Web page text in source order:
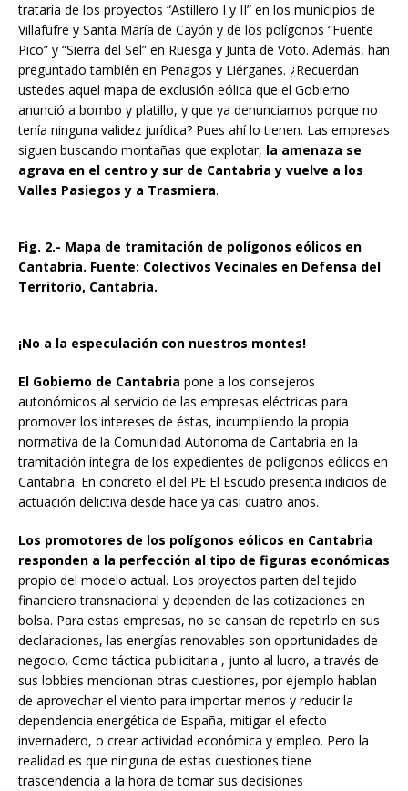
trataría de los proyectos “Astillero I y II” en los municipios de
Villafufre y Santa María de Cayón y de los polígonos “Fuente
Pico” y “Sierra del Sel” en Ruesga y Junta de Voto. Además, han
preguntado también en Penagos y Liérganes. ¿Recuerdan
ustedes aquel mapa de exclusión eólica que el Gobierno
anunció a bombo y platillo, y que ya denunciamos porque no
tenía ninguna validez jurídica? Pues ahí lo tienen. Las empresas
siguen buscando montañas que explotar, la amenaza se
agrava en el centro y sur de Cantabria y vuelve a los
Valles Pasiegos y a Trasmiera.
Fig. 2.- Mapa de tramitación de polígonos eólicos en
Cantabria. Fuente: Colectivos Vecinales en Defensa del
Territorio, Cantabria.
¡No a la especulación con nuestros montes!
El Gobierno de Cantabria pone a los consejeros
autonómicos al servicio de las empresas eléctricas para
promover los intereses de éstas, incumpliendo la propia
normativa de la Comunidad Autónoma de Cantabria en la
tramitación íntegra de los expedientes de polígonos eólicos en
Cantabria. En concreto el del PE El Escudo presenta indicios de
actuación delictiva desde hace ya casi cuatro años.
Los promotores de los polígonos eólicos en Cantabria
responden a la perfección al tipo de figuras económicas
propio del modelo actual. Los proyectos parten del tejido
financiero transnacional y dependen de las cotizaciones en
bolsa. Para estas empresas, no se cansan de repetirlo en sus
declaraciones, las energías renovables son oportunidades de
negocio. Como táctica publicitaria , junto al lucro, a través de
sus lobbies mencionan otras cuestiones, por ejemplo hablan
de aprovechar el viento para importar menos y reducir la
dependencia energética de España, mitigar el efecto
invernadero, o crear actividad económica y empleo. Pero la
realidad es que ninguna de estas cuestiones tiene
trascendencia a la hora de tomar sus decisiones